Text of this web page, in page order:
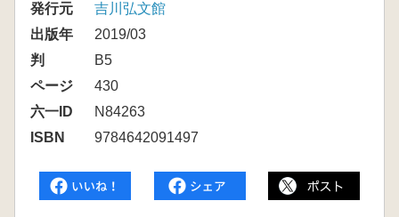
発行元
吉川弘文館
出版年
2019/03
判
B5
ページ
430
六一ID
N84263
ISBN
9784642091497